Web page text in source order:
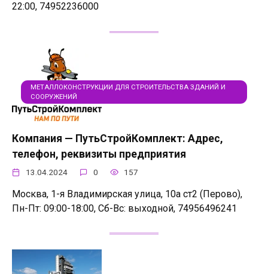
22:00, 74952236000
МЕТАЛЛОКОНСТРУКЦИИ ДЛЯ СТРОИТЕЛЬСТВА ЗДАНИЙ И
СООРУЖЕНИЙ
Компания — ПутьСтройКомплект: Адрес,
телефон, реквизиты предприятия
13.04.2024 0 157
Москва, 1-я Владимирская улица, 10а ст2 (Перово),
Пн-Пт: 09:00-18:00, Сб-Вс: выходной, 74956496241